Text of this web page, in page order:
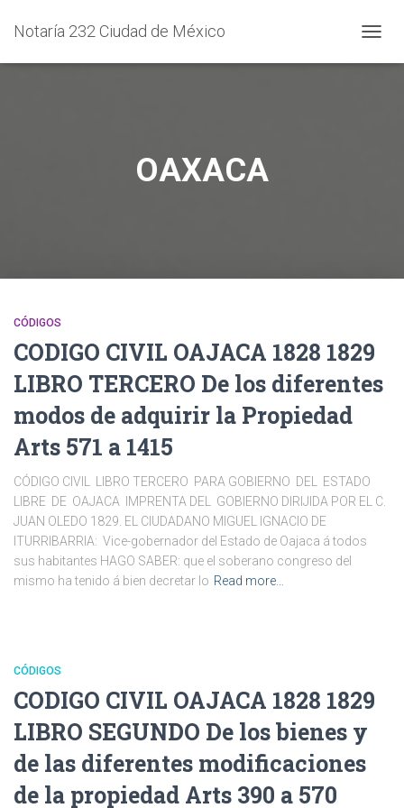
Notaría 232 Ciudad de México
MODO
OAXACA
CÓDIGOS
CODIGO CIVIL OAJACA 1828 1829
LIBRO TERCERO De los diferentes
modos de adquirir la Propiedad
Arts 571 a 1415
CÓDIGO CIVIL LIBRO TERCERO PARA GOBIERNO DEL ESTADO
LIBRE DE OAJACA IMPRENTA DEL GOBIERNO DIRIJIDA POR EL C.
JUAN OLEDO 1829. EL CIUDADANO MIGUEL IGNACIO DE
ITURRIBARRIA: Vice-gobernador del Estado de Oajaca á todos
sus habitantes HAGO SABER: que el soberano congreso del
mismo ha tenido á bien decretar lo Read more…
CÓDIGOS
CODIGO CIVIL OAJACA 1828 1829
LIBRO SEGUNDO De los bienes y
de las diferentes modificaciones
de la propiedad Arts 390 a 570